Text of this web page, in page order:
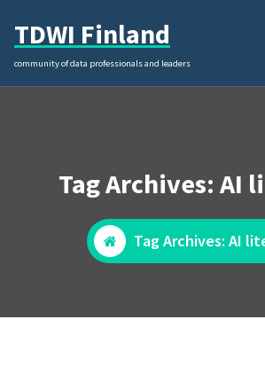
content
TDWI Finland
community of data professionals and leaders
Tag Archives: AI
Tag Archives: AI